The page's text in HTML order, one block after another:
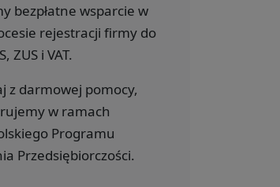
bezpłatne wsparcie w
rejestracji firmy do
ZUS i VAT.
z darmowej pomocy,
w ramach
Programu
Przedsiębiorczości.